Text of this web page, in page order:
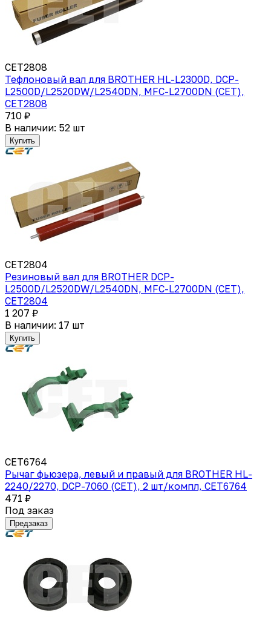
CET2808
Тефлоновый вал для BROTHER HL-L2300D, DCP-
L2500D/L2520DW/L2540DN, MFC-L2700DN (CET),
CET2808
710 ₽
В наличии: 52 шт
Купить
CET2804
Резиновый вал для BROTHER DCP-
L2500D/L2520DW/L2540DN, MFC-L2700DN (CET),
CET2804
1 207 ₽
В наличии: 17 шт
Купить
CET6764
Рычаг фьюзера, левый и правый для BROTHER HL-
2240/2270, DCP-7060 (CET), 2 шт/компл, CET6764
471 ₽
Под заказ
Предзаказ